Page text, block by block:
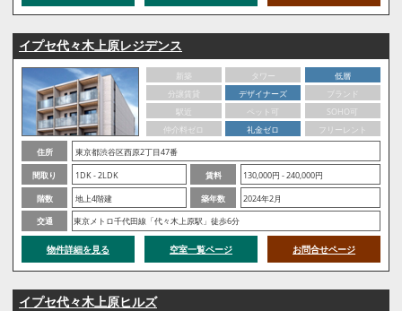
イプセ代々木上原レジデンス
新築 タワー
低層
分譲賃貸
デザイナーズ
ブランド
駅近
ペット可
SOHO可
仲介料ゼロ
礼金ゼロ
フリーレント
住所
東京都渋谷区西原2丁目47番
間取り
1DK - 2LDK 賃料
130,000円 - 240,000円
階数
地上4階建 築年数
2024年2月
交通
東京メトロ千代田線「代々木上原駅」徒歩6分
物件詳細を見る 空室一覧ページ お問合せページ
イプセ代々木上原ヒルズ